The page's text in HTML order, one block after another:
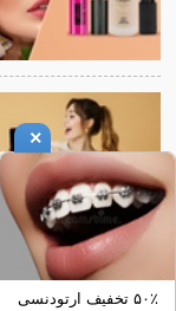
×
۵۰٪ تخفیف ارتودنسی